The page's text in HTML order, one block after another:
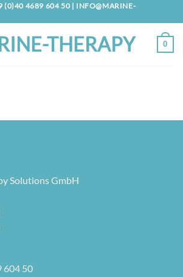
(0)40 4689 604 50 | INFO@MARINE-
0
Solu­ti­ons GmbH
604 50